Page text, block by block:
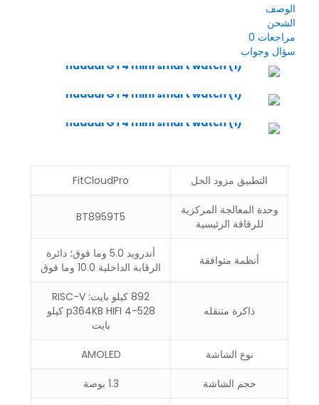
الوصف
الشحن
مراجعات 0
سؤال وجواب
التطبيق مزود الحل FitCloudPro
وحدة المعالجة المركزية
للرقاقة الرئيسية
BT8959T5
أنظمة متوافقة
أندرويد 5.0 وما فوق؛ دائرة
الرقابة الداخلية 10.0 وما فوق
ذاكرة متنقله
892 كيلو بايت: RISC-V
p364KB HIFI 4-528 كيلو
بايت
نوع الشاشة AMOLED
حجم الشاشة 1.3 بوصة